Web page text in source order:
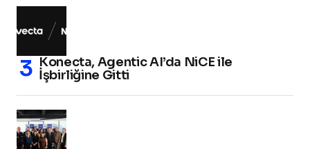
Konecta, Agentic AI’da NiCE ile
İşbirliğine Gitti